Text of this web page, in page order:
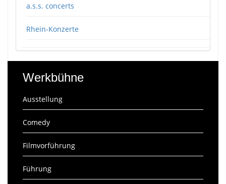
a.s.s. concerts
Rhein-Konzerte
Werkbühne
Ausstellung
Comedy
Filmvorführung
Führung